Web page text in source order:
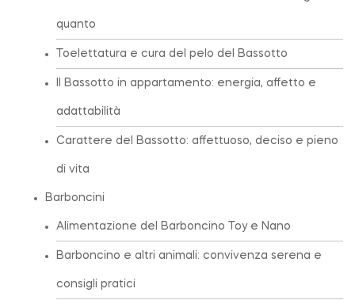
quanto
Toelettatura e cura del pelo del Bassotto
Il Bassotto in appartamento: energia, affetto e
adattabilità
Carattere del Bassotto: affettuoso, deciso e pieno
di vita
Barboncini
Alimentazione del Barboncino Toy e Nano
Barboncino e altri animali: convivenza serena e
consigli pratici